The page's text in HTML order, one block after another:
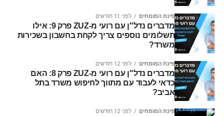
פינת המומחים לפני 11 חודשים
מדברים נדל"ן עם רועי מ-ZUZ פרק 9: אילו
תשלומים נוספים צריך לקחת בחשבון בשכירות
משרד?
פינת המומחים לפני 12 חודשים
מדברים נדל"ן עם רועי מ-ZUZ פרק 8: האם
כדאי לעבוד עם מתווך לחיפוש משרד בתל
אביב?
פינת המומחים לפני 12 חודשים